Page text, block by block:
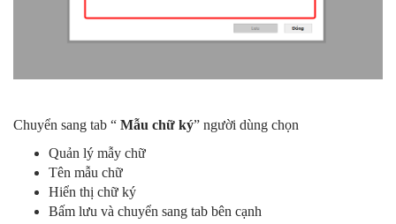
Chuyển sang tab “ Mẫu chữ ký” người dùng chọn
Quản lý mẫy chữ
Tên mẫu chữ
Hiển thị chữ ký
Bấm lưu và chuyển sang tab bên cạnh